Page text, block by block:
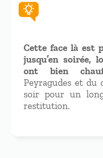
Cette face là est
jusqu’en soirée,
ont bien
Peyragudes et du
soir pour un
restitution.